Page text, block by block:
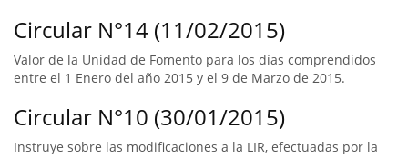
Circular N°14 (11/02/2015)
Valor de la Unidad de Fomento para los días comprendidos
entre el 1 Enero del año 2015 y el 9 de Marzo de 2015.
Circular N°10 (30/01/2015)
Instruye sobre las modificaciones a la LIR, efectuadas por la